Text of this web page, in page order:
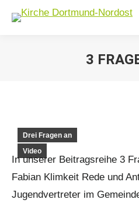
3
Drei Fragen an
Video
In unserer Beitragsreihe 3
Fabian Klimkeit Rede und
Jugendvertreter im